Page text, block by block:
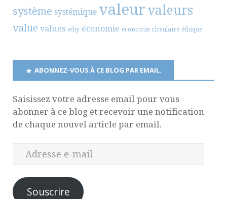
système systémique valeur valeurs
value values why économie économie circulaire éthique
ABONNEZ-VOUS À CE BLOG PAR EMAIL.
Saisissez votre adresse email pour vous
abonner à ce blog et recevoir une notification
de chaque nouvel article par email.
Souscrire